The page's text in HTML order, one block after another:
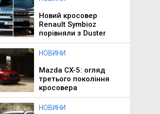
Новий кросовер
Renault Symbioz
порівняли з Duster
НОВИНИ
Mazda CX-5: огляд
третього покоління
кросовера
НОВИНИ